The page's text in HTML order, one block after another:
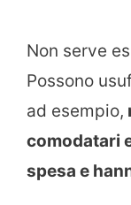
Non serve
Possono
ad esempio,
comodatari
spesa e